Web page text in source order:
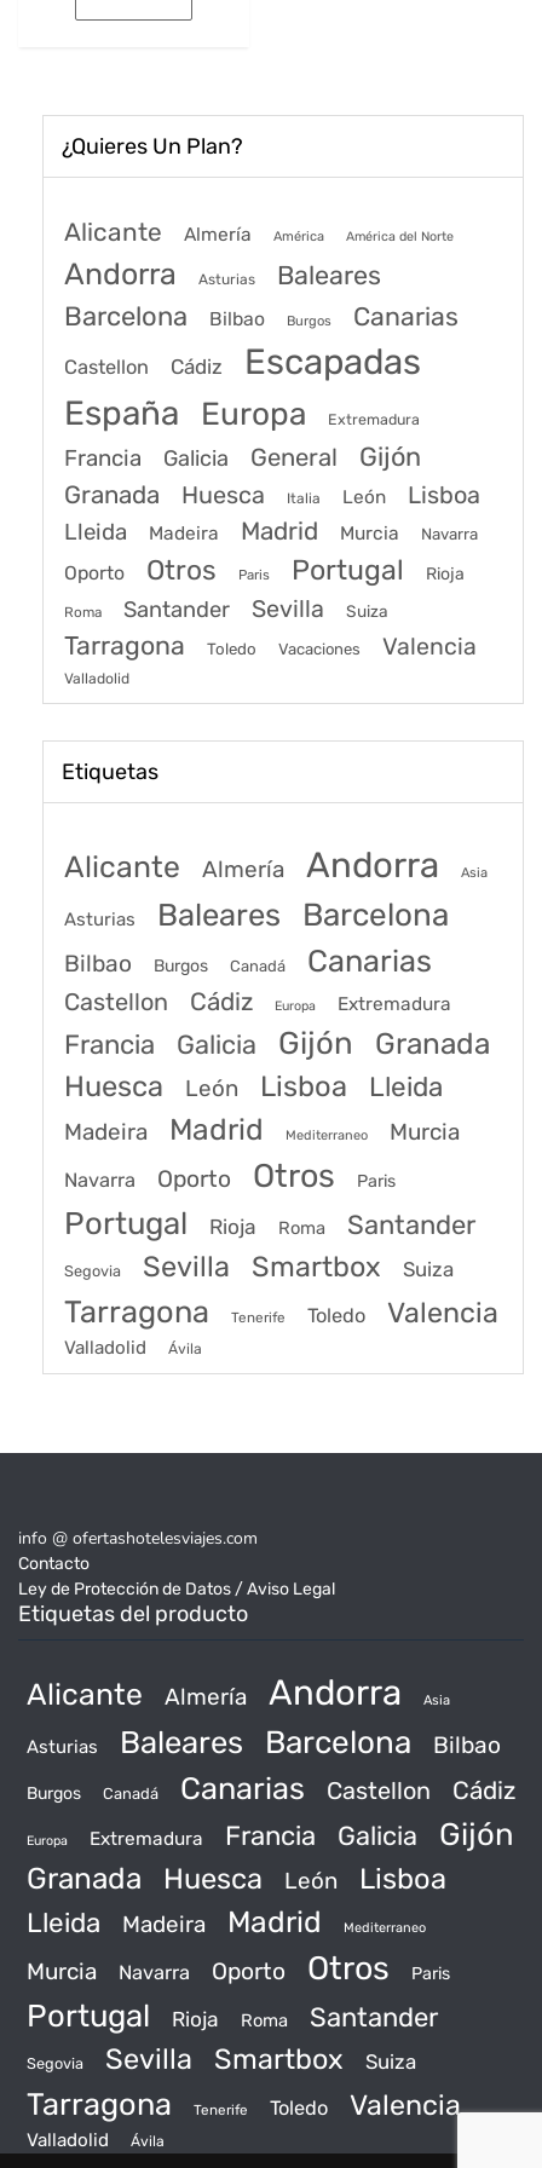
era: es:
¿Quieres Un Plan?
Alicante Almería América América del Norte
Andorra Asturias Baleares
Barcelona Bilbao Burgos Canarias
Castellon Cádiz Escapadas
España Europa Extremadura
Francia Galicia General Gijón
Granada Huesca Italia León Lisboa
Lleida Madeira Madrid Murcia Navarra
Oporto Otros Paris Portugal Rioja
Roma Santander Sevilla Suiza
Tarragona Toledo Vacaciones Valencia
Valladolid
Etiquetas
Alicante Almería Andorra Asia
Asturias Baleares Barcelona
Bilbao Burgos Canadá Canarias
Castellon Cádiz Europa Extremadura
Francia Galicia Gijón Granada
Huesca León Lisboa Lleida
Madeira Madrid Mediterraneo Murcia
Navarra Oporto Otros Paris
Portugal Rioja Roma Santander
Segovia Sevilla Smartbox Suiza
Tarragona Tenerife Toledo Valencia
Valladolid Ávila
info @ ofertashotelesviajes.com
Contacto
Ley de Protección de Datos / Aviso Legal
Etiquetas del producto
Alicante Almería Andorra Asia
Asturias Baleares Barcelona Bilbao
Burgos Canadá Canarias Castellon Cádiz
Europa Extremadura Francia Galicia Gijón
Granada Huesca León Lisboa
Lleida Madeira Madrid Mediterraneo
Murcia Navarra Oporto Otros Paris
Portugal Rioja Roma Santander
Segovia Sevilla Smartbox Suiza
Tarragona Tenerife Toledo Valencia
Valladolid Ávila